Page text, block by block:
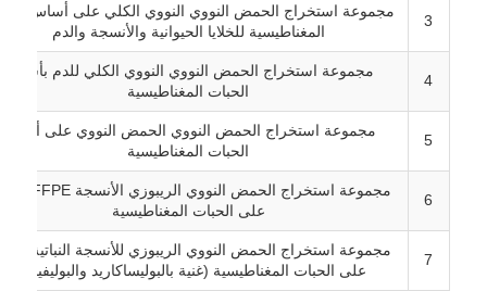
أخبار
اطلب اقتباس
حبات مغناطيسية استخراج حمض نووي
أدوات استخراج الحمض النووي / الحمض النووي
3
مجموعة استخراج الحمض النووي النووي الكلي على أساس
المغناطيسية للخلايا الحيوانية والأنسجة والدم
4
مجموعة استخراج الحمض النووي النووي الكلي للدم بأساس
الحبات المغناطيسية
5
مجموعة استخراج الحمض النووي الحمض النووي على أساس
الحبات المغناطيسية
6
على الحبات المغناطيسية
7
مجموعة استخراج الحمض النووي الريبوزي للأنسجة النباتية
على الحبات المغناطيسية (غنية بالبوليساكاريد والبوليفينول)